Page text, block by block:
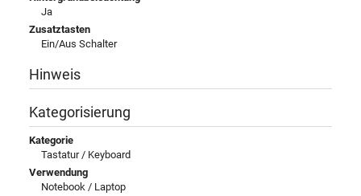
Ja
Zusatztasten
Ein/Aus Schalter
Hinweis
Kategorisierung
Kategorie
Tastatur / Keyboard
Verwendung
Notebook / Laptop